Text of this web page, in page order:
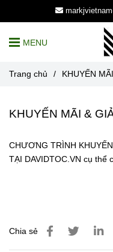
MENU
Trang chủ / KHUYẾN
KHUYẾN MÃI &
CHƯƠNG TRÌNH
TẠI DAVIDTOC.VN cụ thể
Chia sẻ